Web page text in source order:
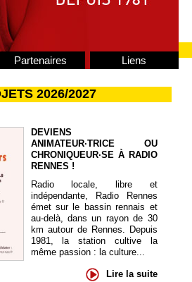
Partenaires Liens
2026/2027
DEVIENS
ANIMATEUR·TRICE OU
CHRONIQUEUR·SE À RADIO
RENNES !
Radio locale, libre et
indépendante, Radio Rennes
émet sur le bassin rennais et
au-delà, dans un rayon de 30
km autour de Rennes. Depuis
1981, la station cultive la
même passion : la culture...
Lire la suite